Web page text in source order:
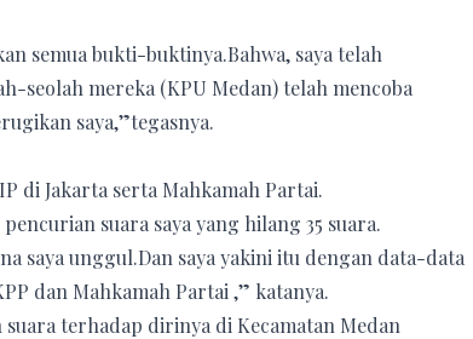
semua bukti-buktinya.Bahwa, saya telah
seolah mereka (KPU Medan) telah mencoba
saya,”tegasnya.
di Jakarta serta Mahkamah Partai.
suara saya yang hilang 35 suara.
saya unggul.Dan saya yakini itu dengan data-data
dan Mahkamah Partai ,” katanya.
terhadap dirinya di Kecamatan Medan